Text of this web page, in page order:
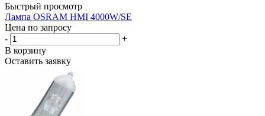
Быстрый просмотр
Лампа OSRAM HMI 4000W/SE
Цена по запросу
-
+
В корзину
Оставить заявку